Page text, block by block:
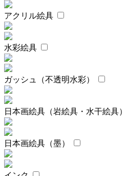
アクリル絵具
水彩絵具
ガッシュ（不透明水彩）
日本画絵具（岩絵具・水干絵具）
日本画絵具（墨）